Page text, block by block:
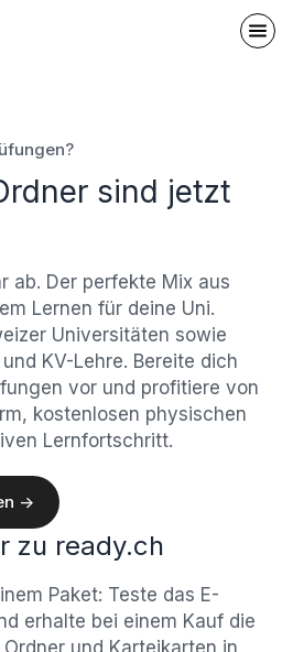
sind jetzt
ab. Der perfekte Mix aus
Lernen für deine Uni.
Universitäten sowie
KV-Lehre. Bereite dich
vor und profitiere von
kostenlosen physischen
Lernfortschritt.
->
zu ready.ch
Paket: Teste das E-
erhalte bei einem Kauf die
und Karteikarten in